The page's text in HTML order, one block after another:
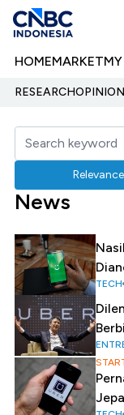
HOMEMARKET
RESEARCHOPINION
Relevance
News
TECH